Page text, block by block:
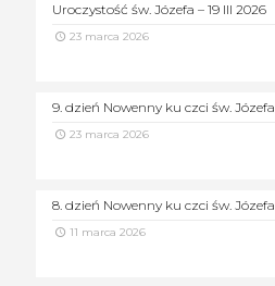
Uroczystość św. Józefa – 19 III 2026
23 marca 2026
9. dzień Nowenny ku czci św. Józefa
23 marca 2026
8. dzień Nowenny ku czci św. Józefa
11 marca 2026